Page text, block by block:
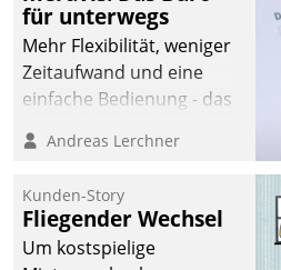
für unterwegs
Mehr Flexibilität, weniger
Zeitaufwand und eine
einfache Bedienung - das
Cockpit für mobile
Datatrain. Die meravis
Wohnungsbau- und
Immobilien GmbH hat
Andreas Lerchner
Kunden-Story
Fliegender Wechsel
Um kostspielige